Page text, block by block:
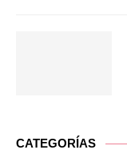
CATEGORÍAS